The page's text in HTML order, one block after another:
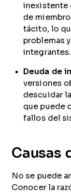
inexistente
de
tácito, lo
problemas
integrantes.
Deuda de
versiones
descuidar
que puede
fallos del
Causas
No se puede
Conocer la